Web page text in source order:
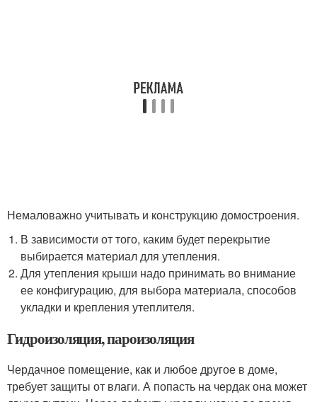
Немаловажно учитывать и конструкцию домостроения.
В зависимости от того, каким будет перекрытие
выбирается материал для утепления.
Для утепления крыши надо принимать во внимание
ее конфигурацию, для выбора материала, способов
укладки и крепления утеплителя.
Гидроизоляция, пароизоляция
Чердачное помещение, как и любое другое в доме,
требует защиты от влаги. А попасть на чердак она может